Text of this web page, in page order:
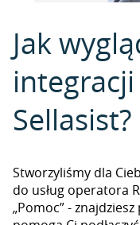
Jak
integracji
Sellasist?
Stworzyliśmy dla
do usług operatora
„Pomoc” -